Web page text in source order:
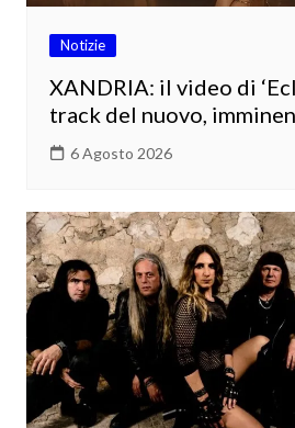
Notizie
XANDRIA: il video di
track del nuovo,
6 Agosto 2026